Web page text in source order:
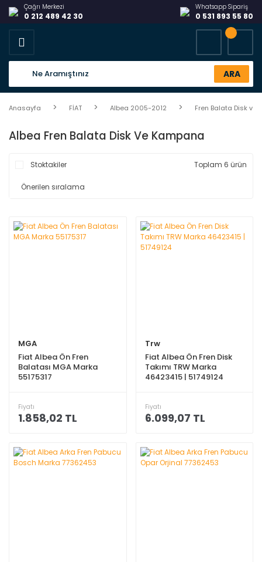
Çağrı Merkezi
0 212 489 42 30
Whatsapp Sipariş
0 531 893 55 80
ARA
Anasayfa FİAT Albea 2005-2012 Fren Balata Disk ve
Albea Fren Balata Disk Ve Kampana
Stoktakiler Toplam 6 ürün
MGA
Fiat Albea Ön Fren
Balatası MGA Marka
55175317
Fiyatı
1.858,02 TL
Trw
Fiat Albea Ön Fren Disk
Takımı TRW Marka
46423415 | 51749124
Fiyatı
6.099,07 TL